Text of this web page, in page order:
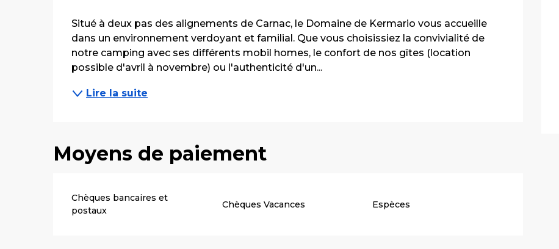
Description
Situé à deux pas des alignements de Carnac, le Domaine de Kermario vous accueille
dans un environnement verdoyant et familial. Que vous choisissiez la convivialité de
notre camping avec ses différents mobil homes, le confort de nos gîtes (location
possible d'avril à novembre) ou l'authenticité d'un...
Lire la suite
Moyens de paiement
Chèques bancaires et
postaux
Chèques Vacances Espèces